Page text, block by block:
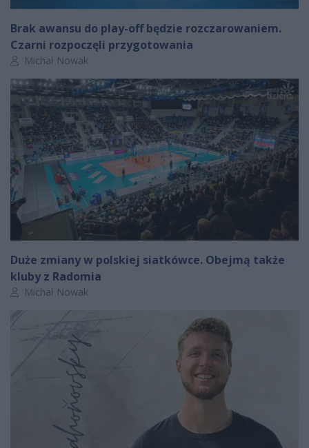
Brak awansu do play-off będzie rozczarowaniem.
Czarni rozpoczęli przygotowania
Autor artykułu:
Michał Nowak
Duże zmiany w polskiej siatkówce. Obejmą także
kluby z Radomia
Autor artykułu:
Michał Nowak